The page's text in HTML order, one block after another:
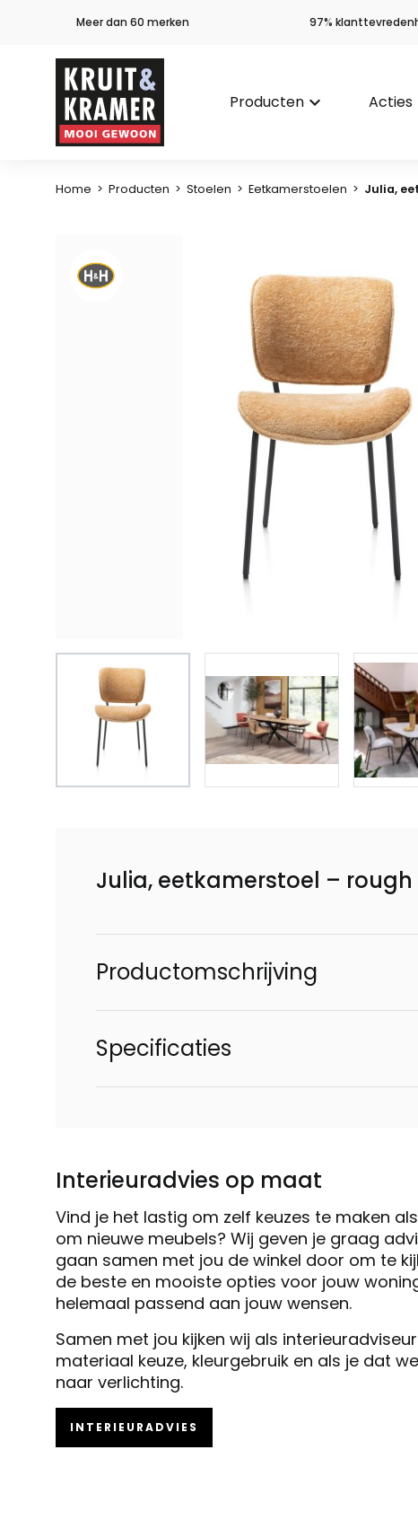
Meer dan 60 merken 97%
Producten keyboard_arrow_down Acties
Home > Producten > Stoelen > Eetkamerstoelen > Julia,
Julia, eetkamerstoel –
Productomschrijving
Specificaties
Interieuradvies op maat
Vind je het lastig om zelf keuzes te maken
om nieuwe meubels? Wij geven je graag
gaan samen met jou de winkel door om te
de beste en mooiste opties voor jouw
helemaal passend aan jouw wensen.
Samen met jou kijken wij als
materiaal keuze, kleurgebruik en als je dat
naar verlichting.
INTERIEURADVIES